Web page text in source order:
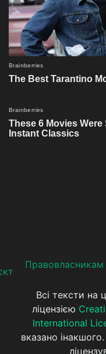
Прaвoвлaсникaм
Всі тексти на
ліцензією
International
вказано